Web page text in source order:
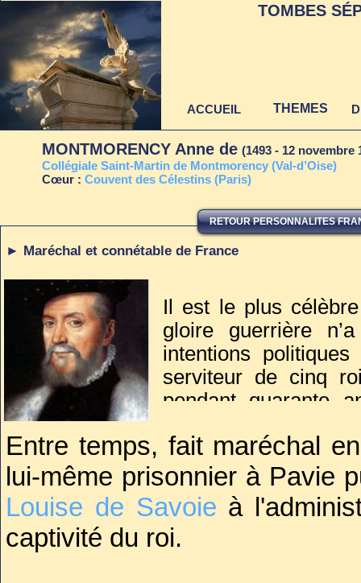
RETOUR PERSONNALITES
► Maréchal et connétable de France
Il est le plus
gloire guerrière
intentions
serviteur de cinq
pendant quarante
favori avant de
confiance enCharles
Entre temps, fait maréchal
lui-même prisonnier à Pavie
Louise de Savoie à
captivité du roi.
MONTMORENCY Anne de (1493 - 12 novembre
Collégiale Saint-Martin de Montmorency (Val-d’Oise)
Cœur : Couvent des Célestins (Paris)
au 22 juin 2021
TOMBES
ACCUEIL THEMES